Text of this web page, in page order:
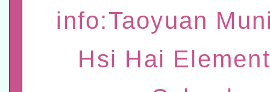
t」
有關大陸委員會函釋公務
赴陸應申請許可一案
轉知經濟部水利署委託財
info:Taoyuan
Hsi Hai